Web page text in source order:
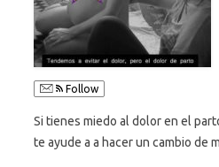
Follow
Si tienes miedo al dolor en el
te ayude a a hacer un cambio de